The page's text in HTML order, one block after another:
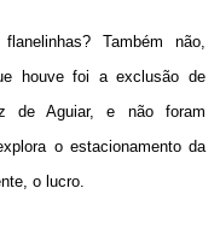
Também não,
houve foi a exclusão de
de Aguiar, e não foram
o estacionamento da
o lucro.